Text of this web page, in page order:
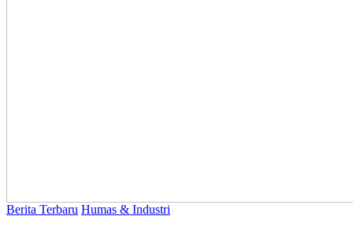
Berita Terbaru Humas & Industri